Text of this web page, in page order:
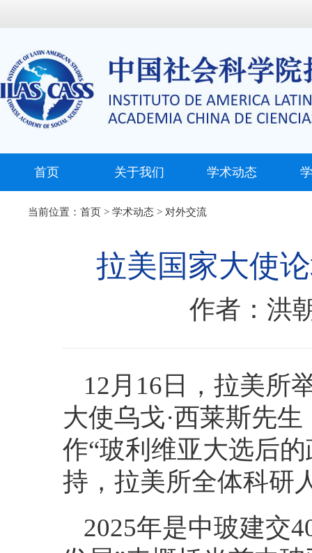
首页 关于我们 学术动态
当前位置： 首页 > 学术动态 > 对外交流
拉美国家大使
作者：
12月16日，拉美所
大使乌戈·西莱斯先生
作“玻利维亚大选后
持，拉美所全体科研
2025年是中玻建交